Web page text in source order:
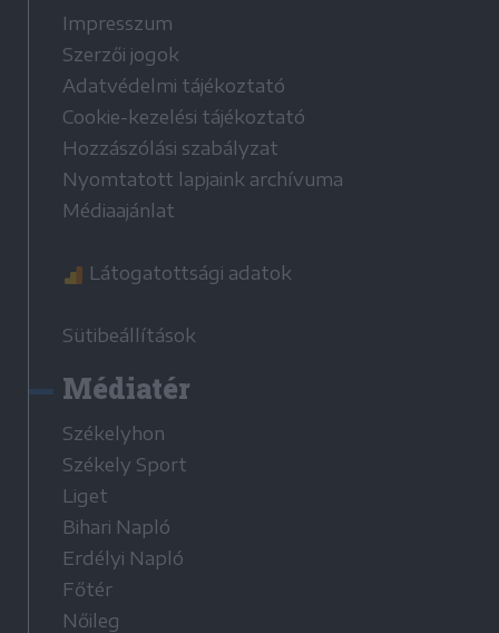
Impresszum
Szerzői jogok
Adatvédelmi tájékoztató
Cookie-kezelési tájékoztató
Hozzászólási szabályzat
Nyomtatott lapjaink archívuma
Médiaajánlat
Látogatottsági adatok
Sütibeállítások
Médiatér
Székelyhon
Székely Sport
Liget
Bihari Napló
Erdélyi Napló
Főtér
Nőileg